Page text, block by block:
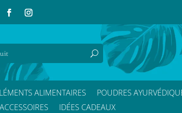
ALIMENTAIRES POUDRES
ACCESSOIRES IDÉES CADEAUX